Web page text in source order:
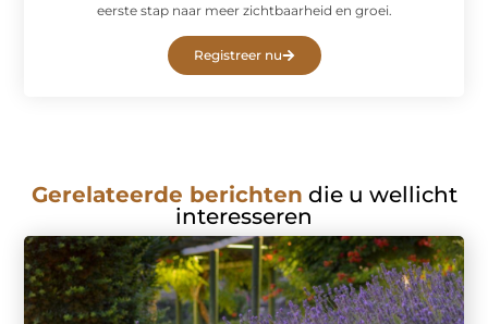
eerste stap naar meer zichtbaarheid en groei.
Registreer nu
Gerelateerde berichten die u wellicht
interesseren